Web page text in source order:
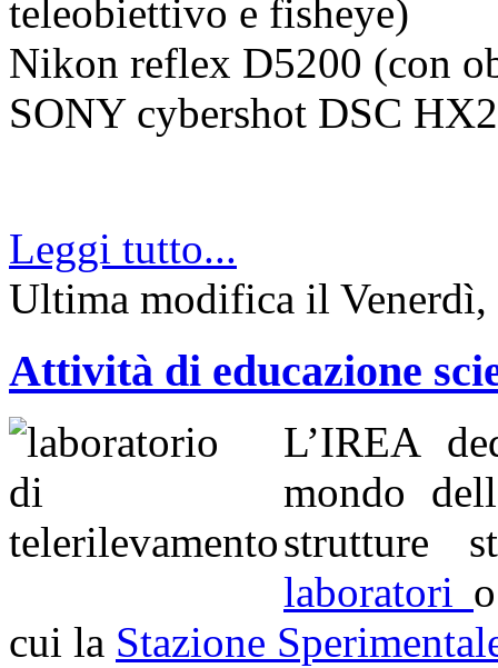
teleobiettivo e fisheye)
Nikon reflex D5200 (con
SONY cybershot DSC
Leggi tutto...
Ultima modifica il
Attività di educazione
L’IREA
mondo
strutture
laboratori
cui la Stazione